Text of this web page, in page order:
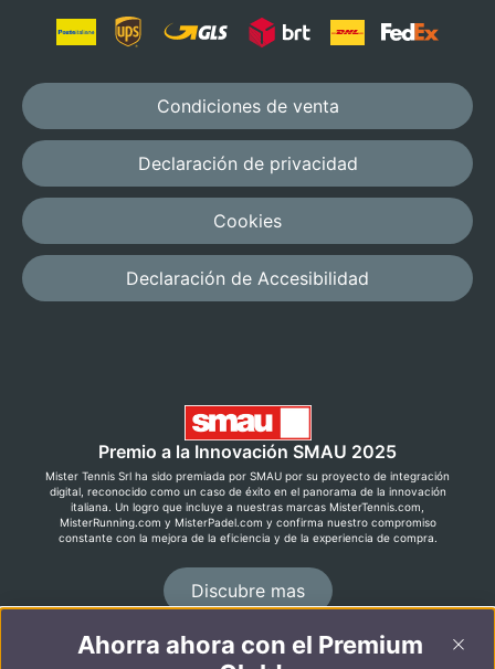
Condiciones de venta
Declaración de privacidad
Cookies
Declaración de Accesibilidad
Premio a la Innovación SMAU 2025
Mister Tennis Srl ha sido premiada por SMAU por su proyecto de integración
digital, reconocido como un caso de éxito en el panorama de la innovación
italiana. Un logro que incluye a nuestras marcas MisterTennis.com,
MisterRunning.com y MisterPadel.com y confirma nuestro compromiso
constante con la mejora de la eficiencia y de la experiencia de compra.
Discubre mas
Ahorra ahora con el Premium